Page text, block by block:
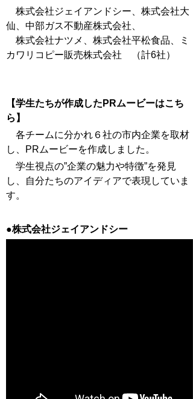
株式会社ジェイアンドシー、株式会社大
仙、中部ガス不動産株式会社、
株式会社ナツメ、株式会社平松食品、ミ
カワリコピー販売株式会社 （計6社）
【学生たちが作成したPRムービーはこち
ら】
各チームに分かれ６社の市内企業を取材
し、PRムービーを作成しました。
学生視点の”企業の魅力や特徴”を発見
し、自分たちのアイディアで表現していま
す。
●株式会社ジェイアンドシー